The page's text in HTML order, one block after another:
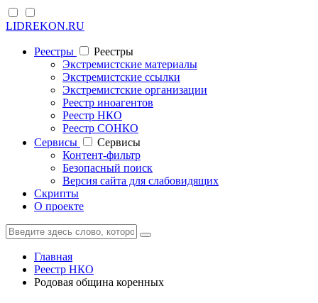
LIDREKON.RU
Реестры
Реестры
Экстремистские материалы
Экстремистские ссылки
Экстремистские организации
Реестр иноагентов
Реестр НКО
Реестр СОНКО
Cервисы
Cервисы
Контент-фильтр
Безопасный поиск
Версия сайта для слабовидящих
Скрипты
О проекте
Главная
Реестр НКО
Родовая община коренных